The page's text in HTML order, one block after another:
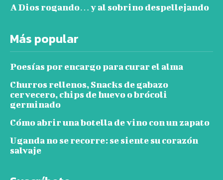
A Dios rogando… y al sobrino despellejando
Más popular
Poesías por encargo para curar el alma
Churros rellenos, Snacks de gabazo
cervecero, chips de huevo o brócoli
germinado
Cómo abrir una botella de vino con un zapato
Uganda no se recorre: se siente su corazón
salvaje